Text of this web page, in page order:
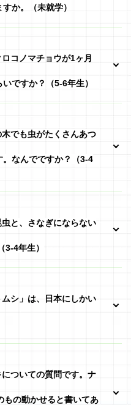
か。（未就学）
コノマチョウが1ヶ月
ですか？（5-6年生）
でも虫がたくさんあつ
。なんでですか？（3-4
と、さなぎにならない
（3-4年生）
シ」は、日本にしかい
ついての質問です。ナ
もの動かせると書いてあ